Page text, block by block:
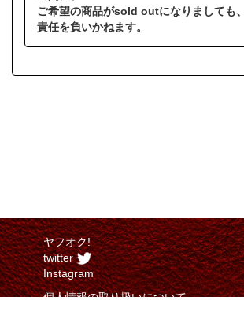
ご希望の商品がsold outになりましても
責任を負いかねます。
ヤフオク!
twitter
Instagram
個人情報の取り扱いについて